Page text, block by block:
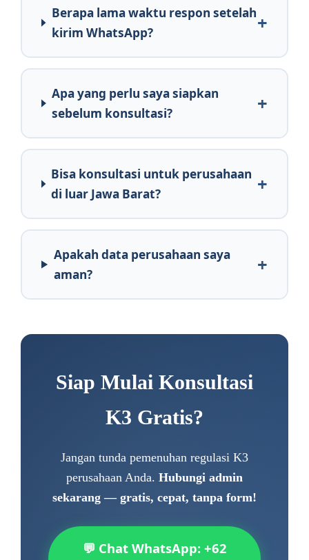
Berapa lama waktu respon setelah
kirim WhatsApp?
Apa yang perlu saya siapkan
sebelum konsultasi?
Bisa konsultasi untuk perusahaan
di luar Jawa Barat?
Apakah data perusahaan saya
aman?
Siap Mulai Konsultasi
K3 Gratis?
Jangan tunda pemenuhan regulasi K3
perusahaan Anda. Hubungi admin
sekarang — gratis, cepat, tanpa form!
💬 Chat WhatsApp: +62